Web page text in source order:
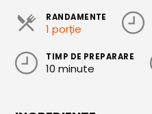
Dulceață / Gem
Sirop / Compot
Sosuri și Condimente
RANDAMENTE
1 porție
TIMP DE PREPARARE
10 minute